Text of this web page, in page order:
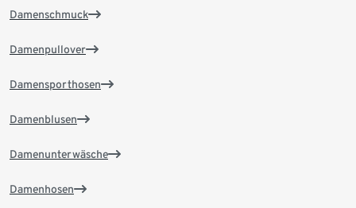
Damenschmuck
Damenpullover
Damensporthosen
Damenblusen
Damenunterwäsche
Damenhosen